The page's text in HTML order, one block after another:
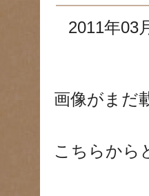
2011年03
画像がまだ
こちらから